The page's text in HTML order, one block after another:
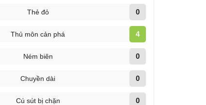
Thẻ đỏ 0
Thủ môn cản phá 4
Ném biên 0
Chuyền dài 0
Cú sút bị chặn 0